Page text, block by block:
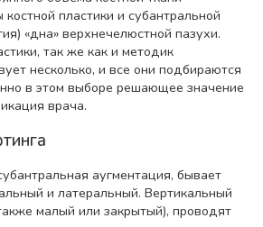
пластики и субантральной
«дна» верхнечелюстной пазухи.
так же как и методик
несколько, и все они подбираются
в этом выборе решающее значение
врача.
аугментация, бывает
и латеральный. Вертикальный
малый или закрытый), проводят